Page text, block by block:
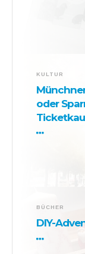
KULTUR
oder
BÜCHER
DIY-